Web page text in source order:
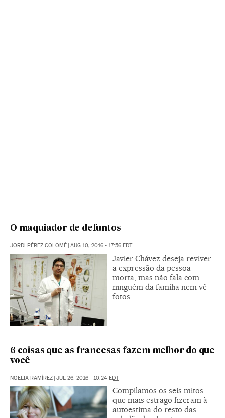
O maquiador de defuntos
JORDI PÉREZ COLOMÉ | AUG 10, 2016 - 17:56 EDT
Javier Chávez deseja reviver
a expressão da pessoa
morta, mas não fala com
ninguém da família nem vê
fotos
6 coisas que as francesas fazem melhor do que
você
NOELIA RAMÍREZ | JUL 26, 2016 - 10:24 EDT
Compilamos os seis mitos
que mais estrago fizeram à
autoestima do resto das